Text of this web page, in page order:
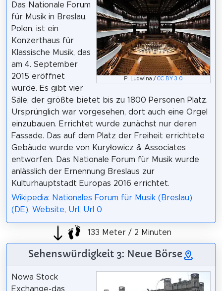
P. Ludwina /CC BY 3.0
Das Nationale Forum
für Musik in Breslau,
Polen, ist ein
Konzerthaus für
Klassische Musik, das
am 4. September
2015 eröffnet
wurde. Es gibt vier
Säle, der größte bietet bis zu 1800 Personen Platz.
Ursprünglich war vorgesehen, dort auch eine Orgel
einzubauen. Errichtet wurde zunächst nur deren
Fassade. Das auf dem Platz der Freiheit errichtete
Gebäude wurde von Kuryłowicz & Associates
entworfen. Das Nationale Forum für Musik wurde
anlässlich der Ernennung Breslaus zur
Kulturhauptstadt Europas 2016 errichtet.
Wikipedia: Nationales Forum für Musik (Breslau)
(DE), Website, Url , Url 0
133 Meter / 2 Minuten
Sehenswürdigkeit 3: Neue Börse
Nowa Stock
Exchange-das